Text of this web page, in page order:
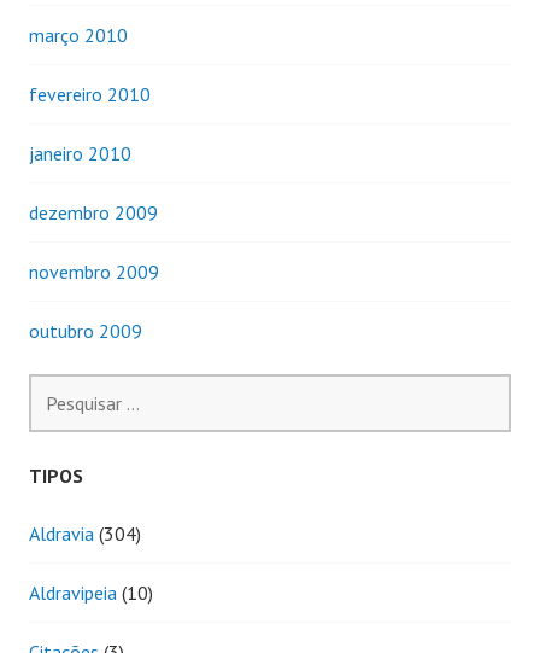
março 2010
fevereiro 2010
janeiro 2010
dezembro 2009
novembro 2009
outubro 2009
por:
TIPOS
Aldravia (304)
Aldravipeia (10)